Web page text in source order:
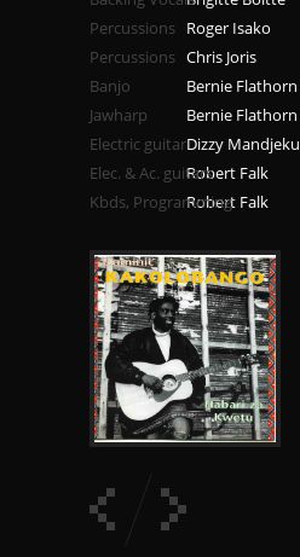
Percussions Roger Isako
Percussions Chris Joris
Banjo
Bernie Flathorn
Jawharp
Bernie Flathorn
Electric guitarDizzy Mandjeku
Elec. & Ac. guitarsRobert Falk
Kbds, Programming
Robert Falk